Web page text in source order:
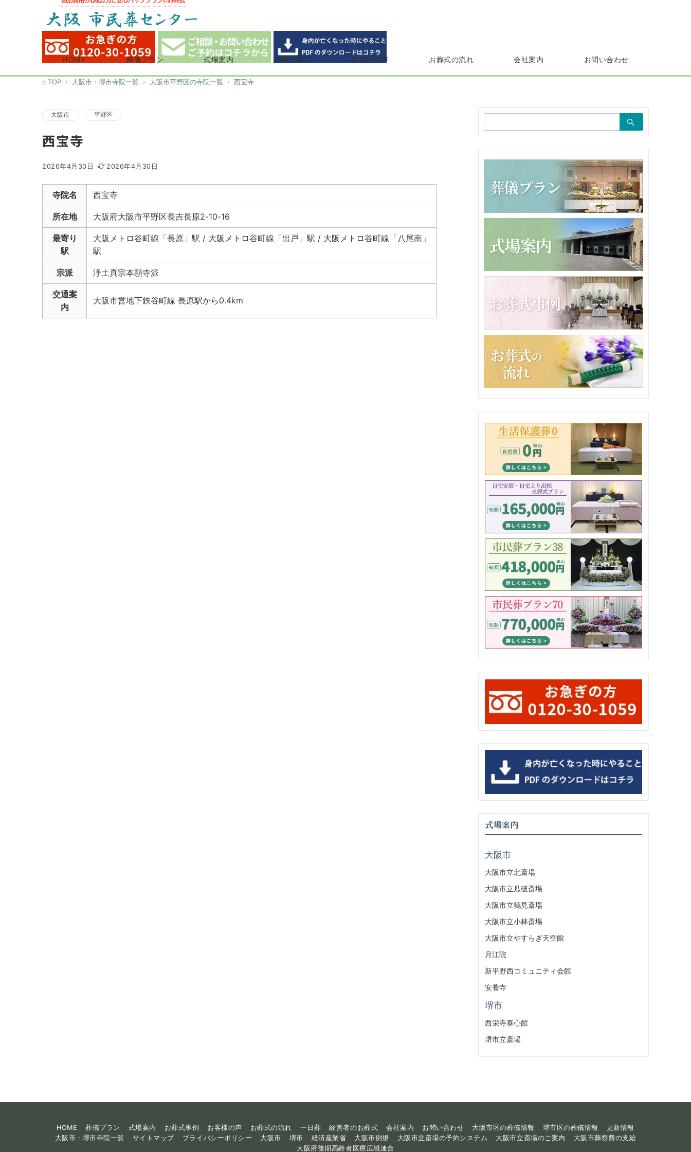
HOME 葬儀プラン 式場案内 お葬式事例 お客様の声 お葬式の流れ 会社案内 お問い合わせ
TOP 大阪市・堺市寺院一覧 大阪市平野区の寺院一覧 西宝寺
大阪市 平野区
西宝寺
2026年4月30日 2026年4月30日
寺院名 西宝寺
所在地 大阪府大阪市平野区長吉長原2-10-16
最寄り
駅
大阪メトロ谷町線「長原」駅 / 大阪メトロ谷町線「出戸」駅 / 大阪メトロ谷町線「八尾南」
駅
宗派 浄土真宗本願寺派
交通案
内
大阪市営地下鉄谷町線 長原駅から0.4km
索：
式場案内
大阪市
大阪市立北斎場
大阪市立瓜破斎場
大阪市立鶴見斎場
大阪市立小林斎場
大阪市立やすらぎ天空館
月江院
新平野西コミュニティ会館
安養寺
堺市
西栄寺泰心館
堺市立斎場
HOME 葬儀プラン 式場案内 お葬式事例 お客様の声 お葬式の流れ 一日葬 経営者のお葬式 会社案内 お問い合わせ 大阪市区の葬儀情報 堺市区の葬儀情報
更新情報
大阪市・堺市寺院一覧
サイトマップ プライバシーポリシー 大阪市 堺市 経済産業省 大阪市例規 大阪市立斎場の予約システム 大阪市立斎場のご案内
大阪市葬祭費の支給
大阪府後期高齢者医療広域連合